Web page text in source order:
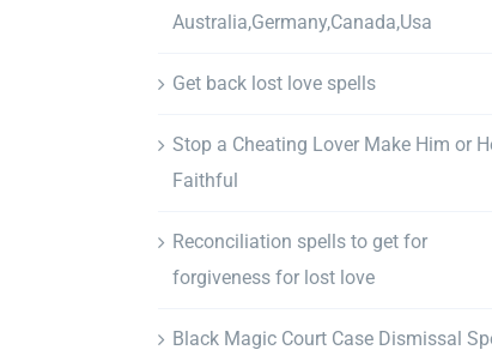
Australia,Germany,Canada,Usa
Get back lost love spells
Stop a Cheating Lover Make Him or
Faithful
Reconciliation spells to get for
forgiveness for lost love
Black Magic Court Case Dismissal